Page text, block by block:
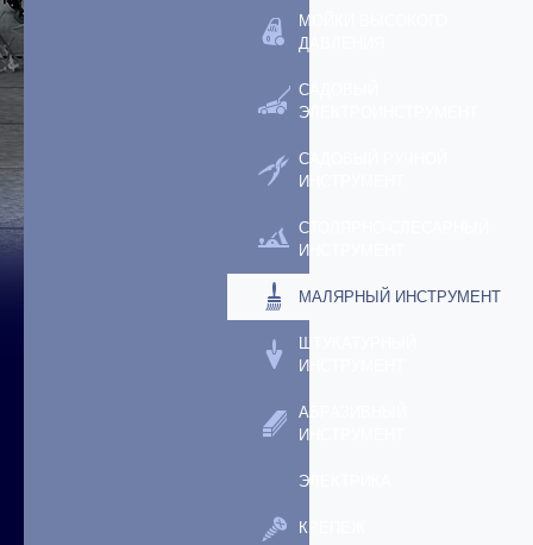
МОЙКИ ВЫСОКОГО
ДАВЛЕНИЯ
САДОВЫЙ
ЭЛЕКТРОИНСТРУМЕНТ
САДОВЫЙ РУЧНОЙ
ИНСТРУМЕНТ
СТОЛЯРНО-СЛЕСАРНЫЙ
ИНСТРУМЕНТ
МАЛЯРНЫЙ ИНСТРУМЕНТ
ШТУКАТУРНЫЙ
ИНСТРУМЕНТ
АБРАЗИВНЫЙ
ИНСТРУМЕНТ
ЭЛЕКТРИКА
КРЕПЕЖ